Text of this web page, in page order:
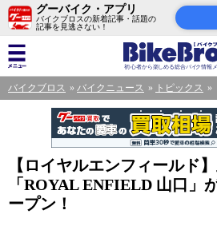
グーバイク・アプリ
バイクブロスの新着記事・話題の
記事を見逃さない！
バイクブロス バイクニュース トピックス
【ロイヤルエンフィールド
「ROYAL ENFIELD 山口」
ープン！